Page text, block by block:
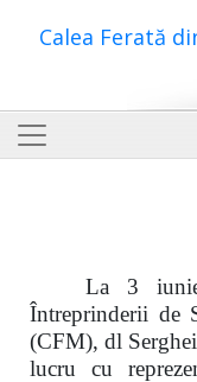
Calea Ferată
La 3
Întreprinderii de
(CFM), dl
lucru cu